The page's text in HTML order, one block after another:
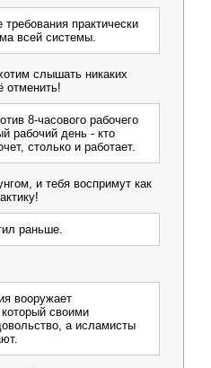
требования практически
всей системы.
слышать никаких
отменить!
8-часового рабочего
рабочий день - кто
столько и работает.
и тебя воспримут как
раньше.
вооружает
своими
а исламисты